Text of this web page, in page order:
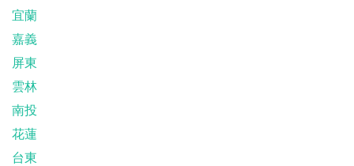
宜蘭
嘉義
屏東
雲林
南投
花蓮
台東